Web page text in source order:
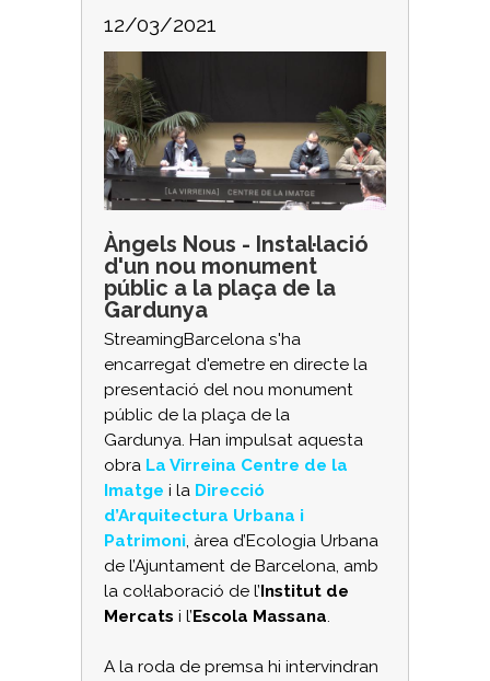
12/03/2021
Àngels Nous - Instal·lació
d'un nou monument
públic a la plaça de la
Gardunya
StreamingBarcelona s'ha
encarregat d'emetre en directe la
presentació del nou monument
públic de la plaça de la
Gardunya. Han impulsat aquesta
obra La Virreina Centre de la
Imatge i la Direcció
d’Arquitectura Urbana i
Patrimoni, àrea d’Ecologia Urbana
de l’Ajuntament de Barcelona, amb
la col·laboració de l’ Institut de
Mercats i l’ Escola Massana.
A la roda de premsa hi intervindran